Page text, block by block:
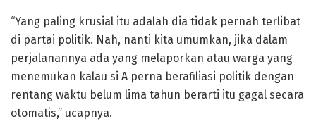
“Yang paling krusial itu adalah dia tidak pernah terlibat
di partai politik. Nah, nanti kita umumkan, jika dalam
perjalanannya ada yang melaporkan atau warga yang
menemukan kalau si A perna berafiliasi politik dengan
rentang waktu belum lima tahun berarti itu gagal secara
otomatis,” ucapnya.